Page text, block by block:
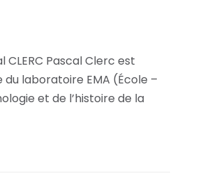
CLERC Pascal Clerc est
laboratoire EMA (École –
et de l’histoire de la